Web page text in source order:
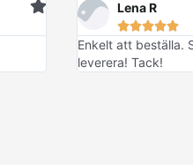
Lena R

Enkelt att beställa.
leverera! Tack!